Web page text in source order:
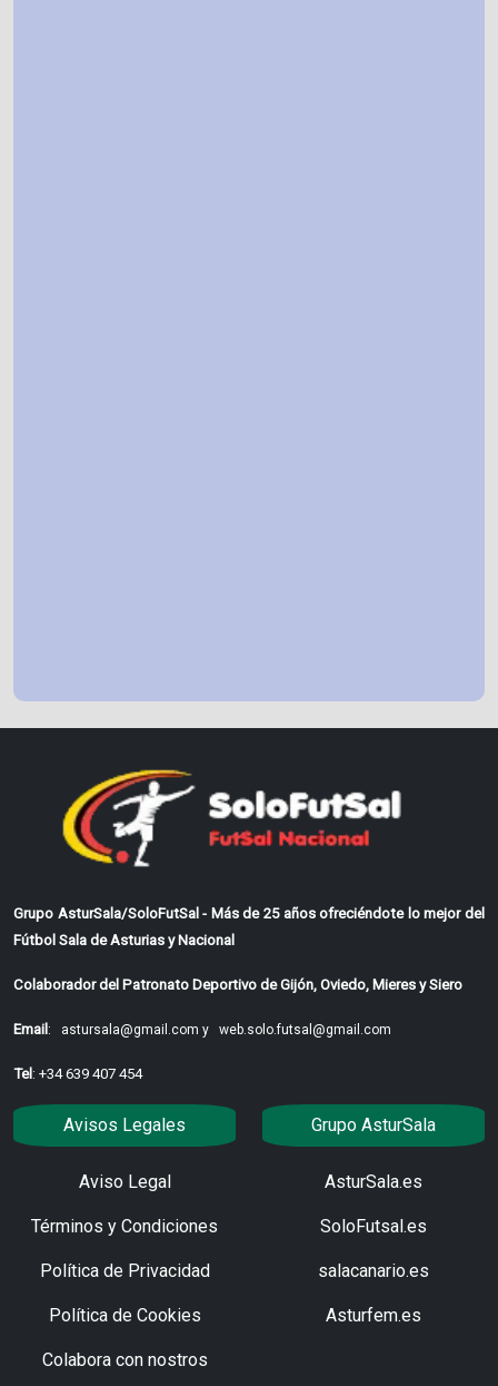
Grupo AsturSala/SoloFutSal - Más de 25 años ofreciéndote lo mejor del
Fútbol Sala de Asturias y Nacional
Colaborador del Patronato Deportivo de Gijón, Oviedo, Mieres y Siero
Email: astursala@gmail.com y web.solo.futsal@gmail.com
Tel: +34 639 407 454
Avisos Legales
Aviso Legal
Términos y Condiciones
Política de Privacidad
Política de Cookies
Colabora con nostros
Grupo AsturSala
AsturSala.es
SoloFutsal.es
salacanario.es
Asturfem.es